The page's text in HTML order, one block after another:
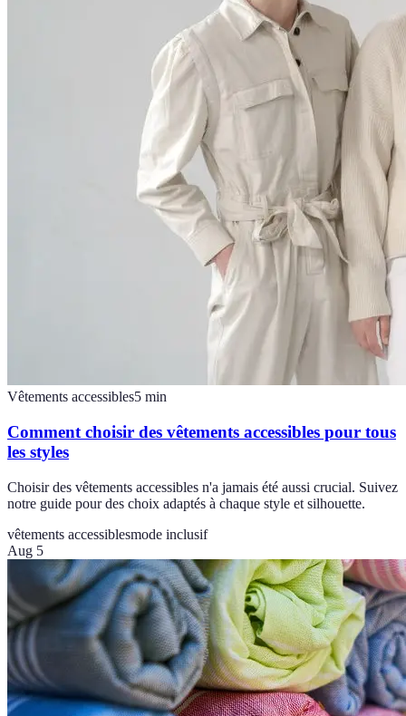
Vêtements accessibles5 min
Comment choisir des vêtements accessibles pour tous
les styles
Choisir des vêtements accessibles n'a jamais été aussi crucial. Suivez
notre guide pour des choix adaptés à chaque style et silhouette.
vêtements accessiblesmode inclusif
Aug 5